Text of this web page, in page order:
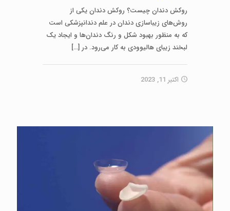
روکش دندان چیست؟ روکش دندان یکی از
روش‌های زیباسازی دندان در علم دندانپزشکی است
که به منظور بهبود شکل و رنگ دندان‌ها و ایجاد یک
لبخند زیبای هالیوودی به کار می‌رود. در […]
اکتبر 11, 2023